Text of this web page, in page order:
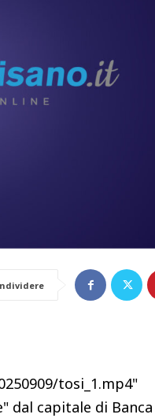
tosi_1.mp4"
dal capitale di